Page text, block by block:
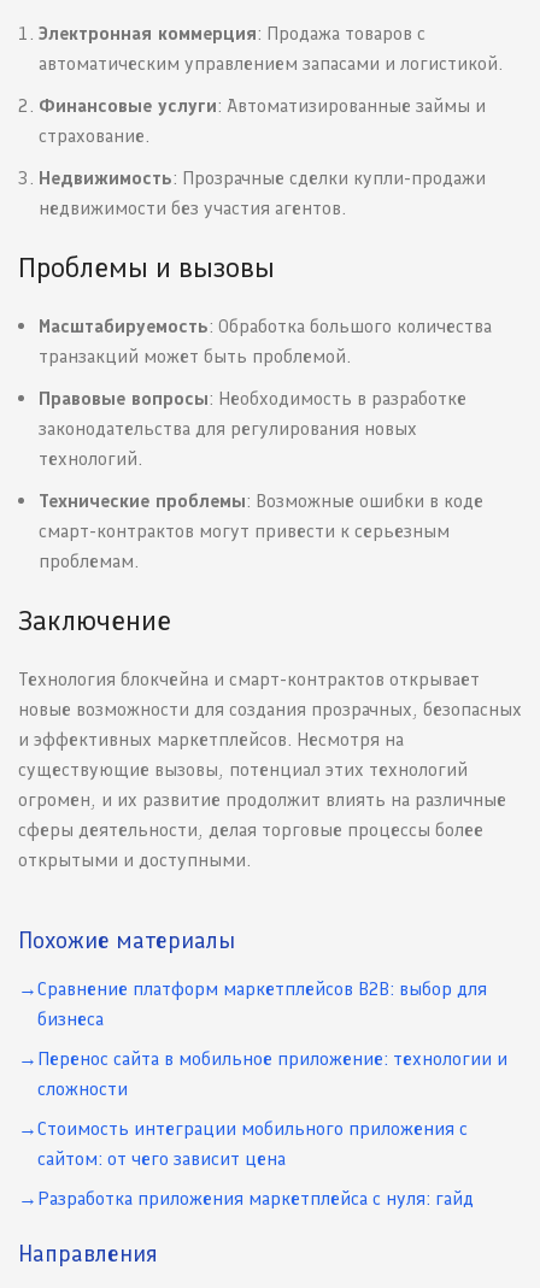
Электронная коммерция: Продажа товаров с
автоматическим управлением запасами и логистикой.
Финансовые услуги: Автоматизированные займы и
страхование.
Недвижимость: Прозрачные сделки купли-продажи
недвижимости без участия агентов.
Проблемы и вызовы
Масштабируемость: Обработка большого количества
транзакций может быть проблемой.
Правовые вопросы: Необходимость в разработке
законодательства для регулирования новых
технологий.
Технические проблемы: Возможные ошибки в коде
смарт-контрактов могут привести к серьезным
проблемам.
Заключение
Технология блокчейна и смарт-контрактов открывает
новые возможности для создания прозрачных, безопасных
и эффективных маркетплейсов. Несмотря на
существующие вызовы, потенциал этих технологий
огромен, и их развитие продолжит влиять на различные
сферы деятельности, делая торговые процессы более
открытыми и доступными.
Похожие материалы
Сравнение платформ маркетплейсов B2B: выбор для
бизнеса
Перенос сайта в мобильное приложение: технологии и
сложности
Стоимость интеграции мобильного приложения с
сайтом: от чего зависит цена
Разработка приложения маркетплейса с нуля: гайд
Направления